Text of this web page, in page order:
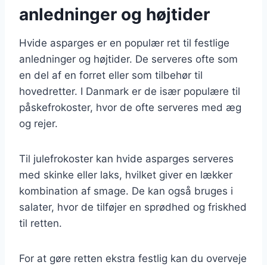
anledninger og højtider
Hvide asparges er en populær ret til festlige
anledninger og højtider. De serveres ofte som
en del af en forret eller som tilbehør til
hovedretter. I Danmark er de især populære til
påskefrokoster, hvor de ofte serveres med æg
og rejer.
Til julefrokoster kan hvide asparges serveres
med skinke eller laks, hvilket giver en lækker
kombination af smage. De kan også bruges i
salater, hvor de tilføjer en sprødhed og friskhed
til retten.
For at gøre retten ekstra festlig kan du overveje